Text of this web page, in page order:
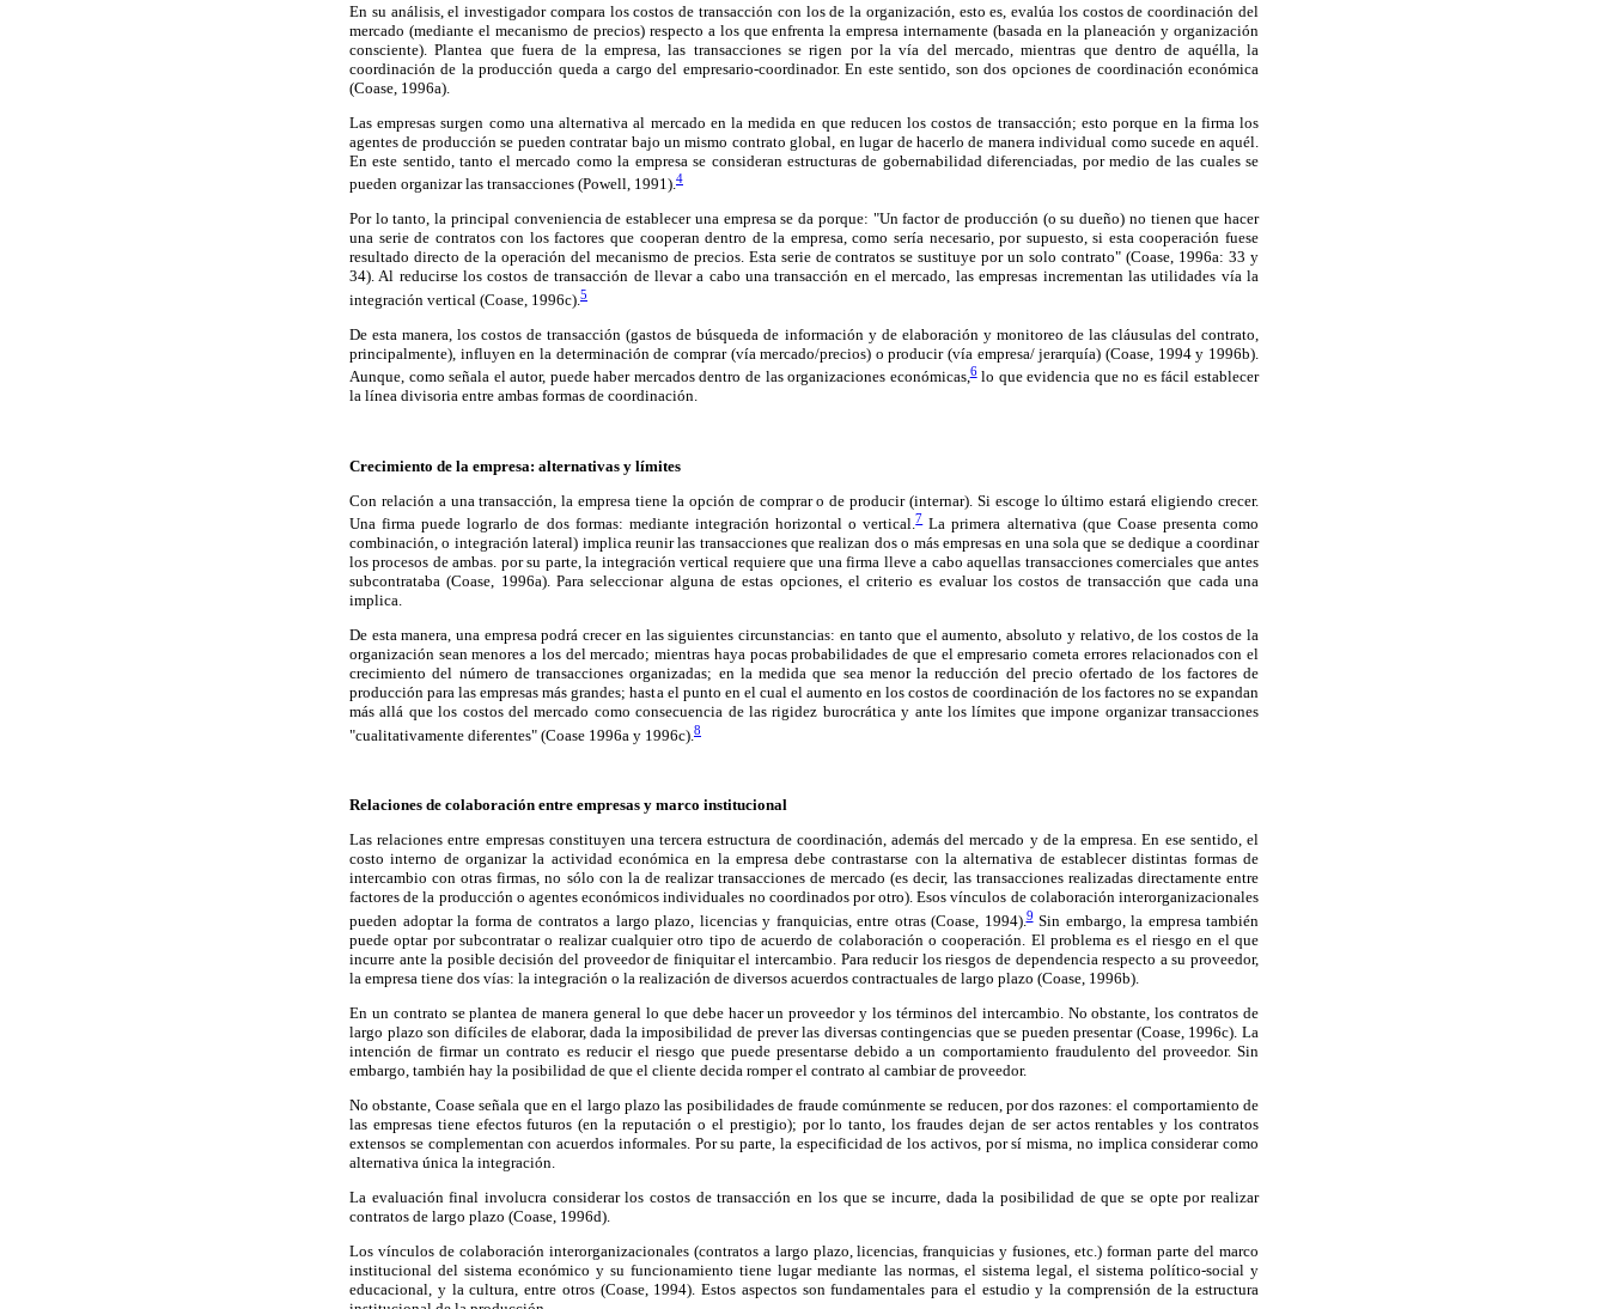
En su análisis, el investigador compara los costos de transacción con los de la organización, esto es, evalúa los costos de coordinación del
mercado (mediante el mecanismo de precios) respecto a los que enfrenta la empresa internamente (basada en la planeación y organización
consciente). Plantea que fuera de la empresa, las transacciones se rigen por la vía del mercado, mientras que dentro de aquélla, la
coordinación de la producción queda a cargo del empresario-coordinador. En este sentido, son dos opciones de coordinación económica
(Coase, 1996a).
Las empresas surgen como una alternativa al mercado en la medida en que reducen los costos de transacción; esto porque en la firma los
agentes de producción se pueden contratar bajo un mismo contrato global, en lugar de hacerlo de manera individual como sucede en aquél.
En este sentido, tanto el mercado como la empresa se consideran estructuras de gobernabilidad diferenciadas, por medio de las cuales se
pueden organizar las transacciones (Powell, 1991).4
Por lo tanto, la principal conveniencia de establecer una empresa se da porque: "Un factor de producción (o su dueño) no tienen que hacer
una serie de contratos con los factores que cooperan dentro de la empresa, como sería necesario, por supuesto, si esta cooperación fuese
resultado directo de la operación del mecanismo de precios. Esta serie de contratos se sustituye por un solo contrato" (Coase, 1996a: 33 y
34). Al reducirse los costos de transacción de llevar a cabo una transacción en el mercado, las empresas incrementan las utilidades vía la
integración vertical (Coase, 1996c). 5
De esta manera, los costos de transacción (gastos de búsqueda de información y de elaboración y monitoreo de las cláusulas del contrato,
principalmente), influyen en la determinación de comprar (vía mercado/precios) o producir (vía empresa/ jerarquía) (Coase, 1994 y 1996b).
Aunque, como señala el autor, puede haber mercados dentro de las organizaciones económicas,6lo que evidencia que no es fácil establecer
la línea divisoria entre ambas formas de coordinación.
Crecimiento de la empresa: alternativas y límites
Con relación a una transacción, la empresa tiene la opción de comprar o de producir (internar). Si escoge lo último estará eligiendo crecer.
Una firma puede lograrlo de dos formas: mediante integración horizontal o vertical.7La primera alternativa (que Coase presenta como
combinación, o integración lateral) implica reunir las transacciones que realizan dos o más empresas en una sola que se dedique a coordinar
los procesos de ambas. por su parte, la integración vertical requiere que una firma lleve a cabo aquellas transacciones comerciales que antes
subcontrataba (Coase, 1996a). Para seleccionar alguna de estas opciones, el criterio es evaluar los costos de transacción que cada una
implica.
De esta manera, una empresa podrá crecer en las siguientes circunstancias: en tanto que el aumento, absoluto y relativo, de los costos de la
organización sean menores a los del mercado; mientras haya pocas probabilidades de que el empresario cometa errores relacionados con el
crecimiento del número de transacciones organizadas; en la medida que sea menor la reducción del precio ofertado de los factores de
producción para las empresas más grandes; hasta el punto en el cual el aumento en los costos de coordinación de los factores no se expandan
más allá que los costos del mercado como consecuencia de las rigidez burocrática y ante los límites que impone organizar transacciones
"cualitativamente diferentes" (Coase 1996a y 1996c). 8
Relaciones de colaboración entre empresas y marco institucional
Las relaciones entre empresas constituyen una tercera estructura de coordinación, además del mercado y de la empresa. En ese sentido, el
costo interno de organizar la actividad económica en la empresa debe contrastarse con la alternativa de establecer distintas formas de
intercambio con otras firmas, no sólo con la de realizar transacciones de mercado (es decir, las transacciones realizadas directamente entre
factores de la producción o agentes económicos individuales no coordinados por otro). Esos vínculos de colaboración interorganizacionales
pueden adoptar la forma de contratos a largo plazo, licencias y franquicias, entre otras (Coase, 1994).9Sin embargo, la empresa también
puede optar por subcontratar o realizar cualquier otro tipo de acuerdo de colaboración o cooperación. El problema es el riesgo en el que
incurre ante la posible decisión del proveedor de finiquitar el intercambio. Para reducir los riesgos de dependencia respecto a su proveedor,
la empresa tiene dos vías: la integración o la realización de diversos acuerdos contractuales de largo plazo (Coase, 1996b).
En un contrato se plantea de manera general lo que debe hacer un proveedor y los términos del intercambio. No obstante, los contratos de
largo plazo son difíciles de elaborar, dada la imposibilidad de prever las diversas contingencias que se pueden presentar (Coase, 1996c). La
intención de firmar un contrato es reducir el riesgo que puede presentarse debido a un comportamiento fraudulento del proveedor. Sin
embargo, también hay la posibilidad de que el cliente decida romper el contrato al cambiar de proveedor.
No obstante, Coase señala que en el largo plazo las posibilidades de fraude comúnmente se reducen, por dos razones: el comportamiento de
las empresas tiene efectos futuros (en la reputación o el prestigio); por lo tanto, los fraudes dejan de ser actos rentables y los contratos
extensos se complementan con acuerdos informales. Por su parte, la especificidad de los activos, por sí misma, no implica considerar como
alternativa única la integración.
La evaluación final involucra considerar los costos de transacción en los que se incurre, dada la posibilidad de que se opte por realizar
contratos de largo plazo (Coase, 1996d).
Los vínculos de colaboración interorganizacionales (contratos a largo plazo, licencias, franquicias y fusiones, etc.) forman parte del marco
institucional del sistema económico y su funcionamiento tiene lugar mediante las normas, el sistema legal, el sistema político-social y
educacional, y la cultura, entre otros (Coase, 1994). Estos aspectos son fundamentales para el estudio y la comprensión de la estructura